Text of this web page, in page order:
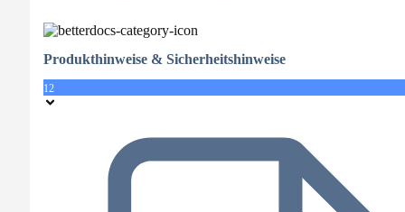
Produkthinweise & Sicherheitshinweise
12